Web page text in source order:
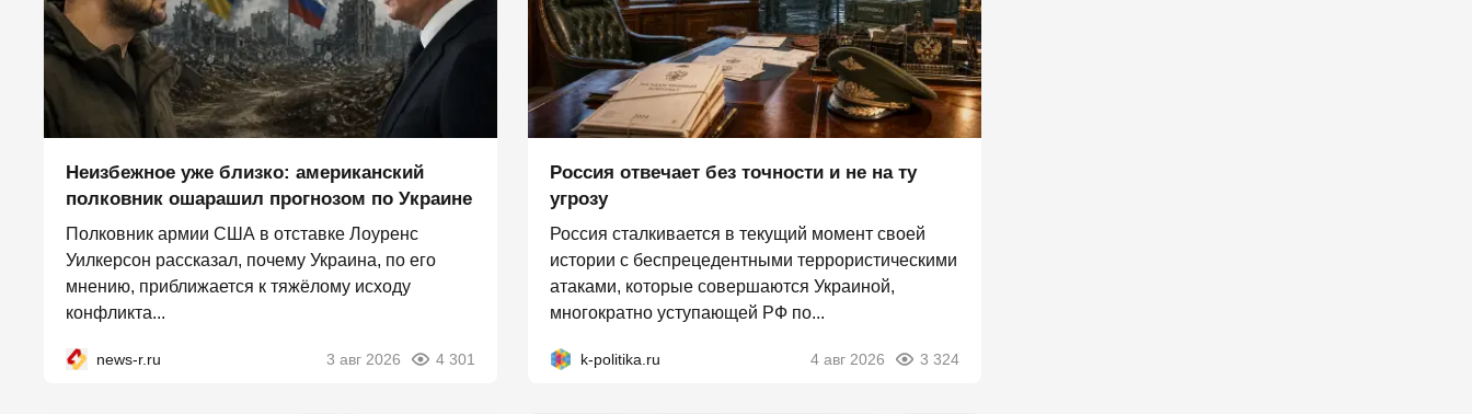
Неизбежное уже близко: американский
полковник ошарашил прогнозом по Украине
Полковник армии США в отставке Лоуренс
Уилкерсон рассказал, почему Украина, по его
мнению, приближается к тяжёлому исходу
конфликта...
news-r.ru 3 авг 2026 4 301
Россия отвечает без точности и не на ту
угрозу
Россия сталкивается в текущий момент своей
истории с беспрецедентными террористическими
атаками, которые совершаются Украиной,
многократно уступающей РФ по...
k-politika.ru 4 авг 2026 3 324